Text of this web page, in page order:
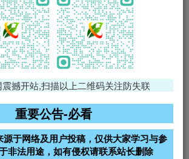
影视源码
红包
腾讯轻量4核4G3M服务器38元/
务器68元/
雨云高防免备案服务器
震撼开站,扫描以上二维码关注防失联
重要公告-必看
于网络及用户投稿，仅供大家学习与参
非法用途，如有侵权请联系站长删除